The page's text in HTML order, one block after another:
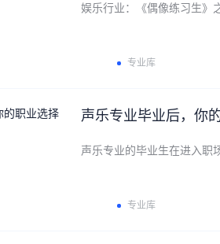
娱乐行业：《偶像练习生》
专业库
声乐专业毕业后，你
声乐专业的毕业生在进入职
专业库